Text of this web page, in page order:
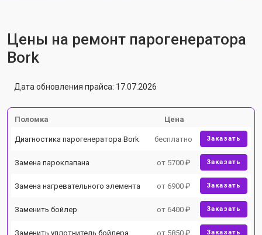
Цены на ремонт парогенератора
Bork
Дата обновления прайса: 17.07.2026
Поломка Цена
Диагностика парогенератора Bork бесплатно Заказать
Замена пароклапана от 5700 ₽ Заказать
Замена нагревательного элемента от 6900 ₽ Заказать
Заменить бойлер от 6400 ₽ Заказать
Заменить уплотнитель бойлера от 5850 ₽ Заказать